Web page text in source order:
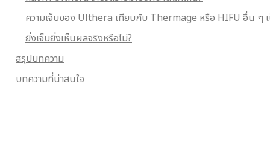
ความเจ็บของ Ulthera เทียบกับ Thermage หรือ HIFU อื่น ๆ เ
ยิ่งเจ็บยิ่งเห็นผลจริงหรือไม่?
สรุปบทความ
บทความที่น่าสนใจ